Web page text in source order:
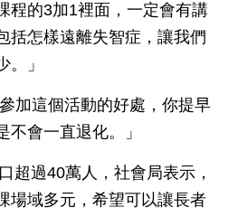
程的3加1裡面，一定會有講
括怎樣遠離失智症，讓我們
」
加這個活動的好處，你提早
會一直退化。」
超過40萬人，社會局表示，
場域多元，希望可以讓長者